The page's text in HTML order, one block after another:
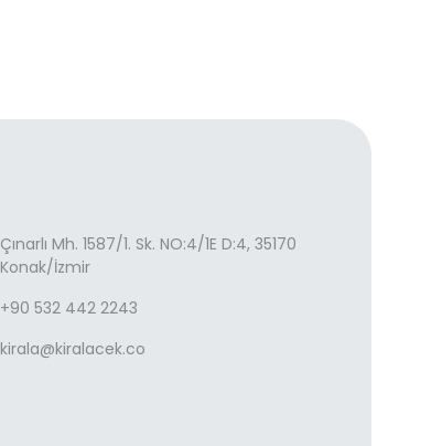
Çınarlı Mh. 1587/1. Sk. NO:4/1E D:4, 35170
Konak/İzmir
+90 532 442 2243
kirala@kiralacek.co